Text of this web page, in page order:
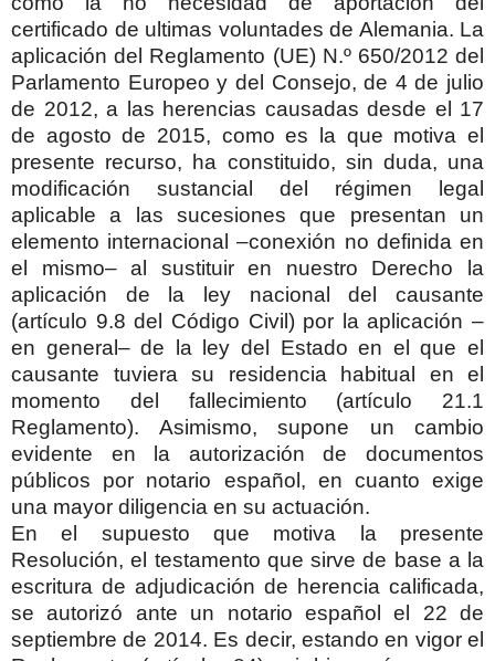
certificado de ultimas voluntades de Alemania. La
aplicación del Reglamento (UE) N.º 650/2012 del
Parlamento Europeo y del Consejo, de 4 de julio
de 2012, a las herencias causadas desde el 17
de agosto de 2015, como es la que motiva el
presente recurso, ha constituido, sin duda, una
modificación sustancial del régimen legal
aplicable a las sucesiones que presentan un
elemento internacional –conexión no definida en
el mismo– al sustituir en nuestro Derecho la
aplicación de la ley nacional del causante
(artículo 9.8 del Código Civil) por la aplicación –
en general– de la ley del Estado en el que el
causante tuviera su residencia habitual en el
momento del fallecimiento (artículo 21.1
Reglamento). Asimismo, supone un cambio
evidente en la autorización de documentos
públicos por notario español, en cuanto exige
una mayor diligencia en su actuación.
En el supuesto que motiva la presente
Resolución, el testamento que sirve de base a la
escritura de adjudicación de herencia calificada,
se autorizó ante un notario español el 22 de
septiembre de 2014. Es decir, estando en vigor el